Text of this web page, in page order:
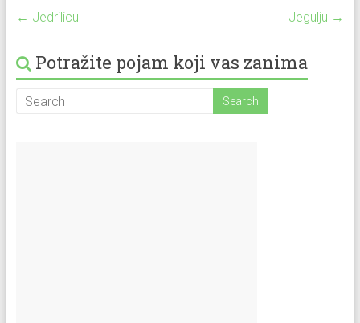
← Jedrilicu Jegulju →
Potražite pojam koji vas zanima